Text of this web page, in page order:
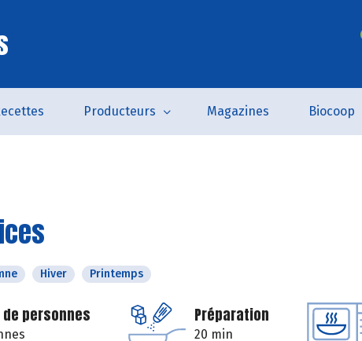
Producteurs Magazines Biocoop
Hiver Printemps
de personnes Préparation
20 min